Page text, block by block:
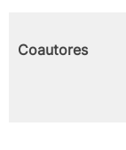
Coautores